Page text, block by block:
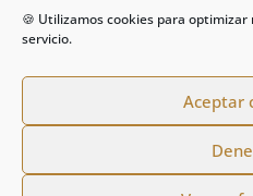
🍪 Utilizamos cookies para
servicio.
Aceptar
De la Riva - Clínica Dental |